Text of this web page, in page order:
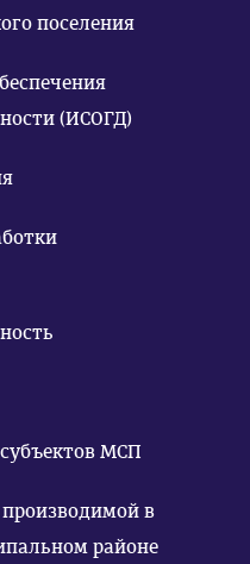
поселения
(ИСОГД)
МСП
в
районе